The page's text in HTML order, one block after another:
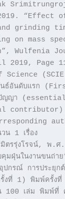
2019. “Effect
grinding
on mass
Wulfenia
2019, Page
Science
พันธ์อันดับแรก
ปัญญา
แ
น 1 เรื่อง
ตรรุ่งโรจน์, พ.
คุมฝุ่นในงานขนถ่า
ปกรณ์ การประยุก
รั้งที่ 1) พิมพ์ครั้ง
100 เล่ม พิมพ์ที่ ศู